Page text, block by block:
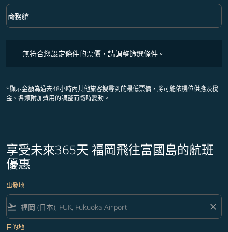
艙等 option 商務艙 Selected
商務艙
keyboard_arrow_down
無符合您設定條件的票價，請調整篩選條件。
*顯示金額為過去48小時內其他旅客搜尋到的最低票價，將可能依機位供應及稅
金、各類附加費用的調整而隨時變動。
享受未來365天 福岡飛往富國島的航班
優惠
出發地
flight_takeoff close
目的地